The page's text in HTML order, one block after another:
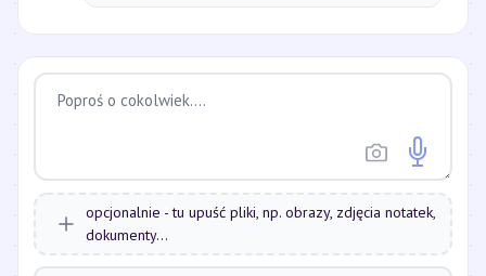
opcjonalnie - tu upuść pliki, np. obrazy, zdjęcia notatek,
dokumenty...